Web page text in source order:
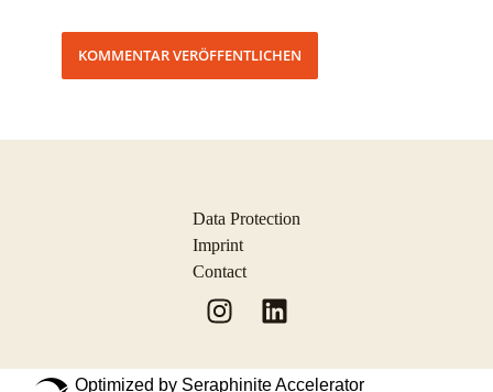
Data Protection
Imprint
Contact
Optimized by Seraphinite Accelerator